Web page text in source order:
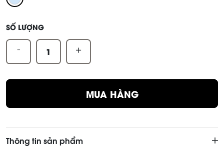
SỐ LƯỢNG
- +
MUA HÀNG
Thông tin sản phẩm